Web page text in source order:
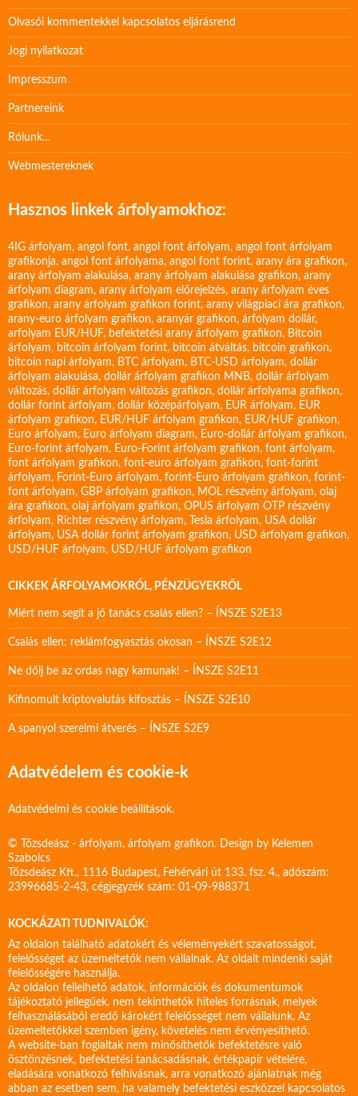
Olvasói kommentekkel kapcsolatos eljárásrend
Jogi nyilatkozat
Impresszum
Partnereink
Rólunk…
Webmestereknek
Hasznos linkek árfolyamokhoz:
4IG árfolyam, angol font, angol font árfolyam, angol font árfolyam
grafikonja, angol font árfolyama, angol font forint, arany ára grafikon,
arany árfolyam alakulása, arany árfolyam alakulása grafikon, arany
árfolyam diagram, arany árfolyam előrejelzés, arany árfolyam éves
grafikon, arany árfolyam grafikon forint, arany világpiaci ára grafikon,
arany-euro árfolyam grafikon, aranyár grafikon, árfolyam dollár,
arfolyam EUR/HUF, befektetési arany árfolyam grafikon, Bitcoin
árfolyam, bitcoin árfolyam forint, bitcoin átváltás, bitcoin grafikon,
bitcoin napi árfolyam, BTC árfolyam, BTC-USD árfolyam, dollár
árfolyam alakulása, dollár árfolyam grafikon MNB, dollár árfolyam
változás, dollár árfolyam változás grafikon, dollár árfolyama grafikon,
dollár forint árfolyam, dollár középárfolyam, EUR árfolyam, EUR
árfolyam grafikon, EUR/HUF árfolyam grafikon, EUR/HUF grafikon,
Euro árfolyam, Euro árfolyam diagram, Euro-dollár árfolyam grafikon,
Euro-forint árfolyam, Euro-Forint árfolyam grafikon, font árfolyam,
font árfolyam grafikon, font-euro árfolyam grafikon, font-forint
árfolyam, Forint-Euro árfolyam, forint-Euro árfolyam grafikon, forint-
font árfolyam, GBP árfolyam grafikon, MOL részvény árfolyam, olaj
ára grafikon, olaj árfolyam grafikon, OPUS árfolyam OTP részvény
árfolyam, Richter részvény árfolyam, Tesla árfolyam, USA dollár
árfolyam, USA dollár forint árfolyam grafikon, USD árfolyam grafikon,
USD/HUF árfolyam, USD/HUF árfolyam grafikon
CIKKEK ÁRFOLYAMOKRÓL, PÉNZÜGYEKRŐL
Miért nem segít a jó tanács csalás ellen? – ÍNSZE S2E13
Csalás ellen: reklámfogyasztás okosan – ÍNSZE S2E12
Ne dőlj be az ordas nagy kamunak! – ÍNSZE S2E11
Kifinomult kriptovalutás kifosztás – ÍNSZE S2E10
A spanyol szerelmi átverés – ÍNSZE S2E9
Adatvédelem és cookie-k
Adatvédelmi és cookie beállítások.
© Tőzsdeász - árfolyam, árfolyam grafikon. Design by Kelemen
Szabolcs
Tőzsdeász Kft., 1116 Budapest, Fehérvári út 133. fsz. 4., adószám:
23996685-2-43, cégjegyzék szám: 01-09-988371
KOCKÁZATI TUDNIVALÓK:
Az oldalon található adatokért és véleményekért szavatosságot,
felelősséget az üzemeltetők nem vállalnak. Az oldalt mindenki saját
felelősségére használja.
Az oldalon fellelhető adatok, információk és dokumentumok
tájékoztató jellegűek, nem tekinthetők hiteles forrásnak, melyek
felhasználásából eredő károkért felelősséget nem vállalunk. Az
üzemeltetőkkel szemben igény, követelés nem érvényesíthető.
A website-ban foglaltak nem minősíthetők befektetésre való
ösztönzésnek, befektetési tanácsadásnak, értékpapír vételére,
eladására vonatkozó felhívásnak, arra vonatkozó ajánlatnak még
abban az esetben sem, ha valamely befektetési eszközzel kapcsolatos